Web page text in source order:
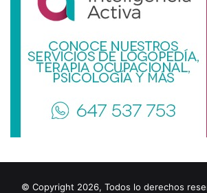
© Copyright 2026, Todos lo derechos